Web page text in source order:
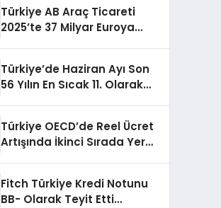
Türkiye AB Araç Ticareti
2025’te 37 Milyar Euroya
Türkiye’de Haziran Ayı Son
56 Yılın En Sıcak 11. Olarak
Türkiye OECD’de Reel Ücret
Artışında İkinci Sırada Yer
Fitch Türkiye Kredi Notunu
BB- Olarak Teyit Etti